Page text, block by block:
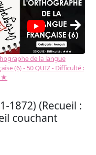
de la langue
(6) - 50 QUIZ - Difficulté :
→
1872) (Recueil :
couchant